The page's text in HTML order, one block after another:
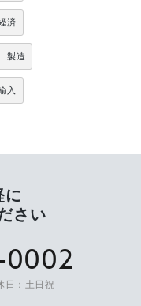
済
製造
入
に
さい
日：土日祝